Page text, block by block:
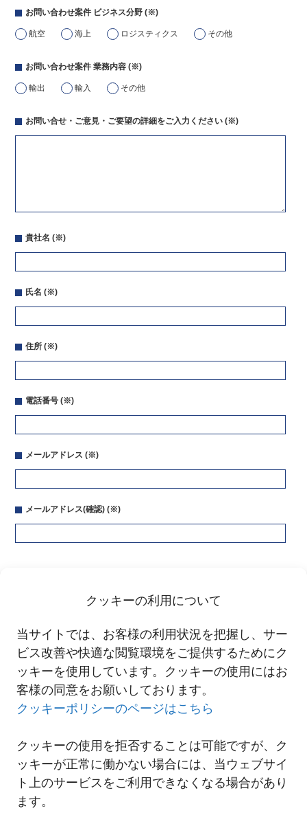
クッキーの利用について
当サイトでは、お客様の利用状況を把握し、サー
ビス改善や快適な閲覧環境をご提供するためにク
ッキーを使用しています。クッキーの使用にはお
客様の同意をお願いしております。
クッキーポリシーのページはこちら
クッキーの使用を拒否することは可能ですが、ク
ッキーが正常に働かない場合には、当ウェブサイ
ト上のサービスをご利用できなくなる場合があり
ます。
お問い合わせ案件 ビジネス分野(※)
航空 海上 ロジスティクス その他
お問い合わせ案件 業務内容(※)
輸出 輸入 その他
お問い合せ・ご意見・ご要望の詳細をご入力ください(※)
貴社名(※)
氏名(※)
住所(※)
電話番号(※)
メールアドレス(※)
メールアドレス(確認)(※)
個人情報の取り扱いについて
ご連絡いただいたお客さまの個人情報は、当社の「にしてつグ
ループ個人情報の取り扱いに関する基本方針」に従います。
内容をご確認いただき、同意されたうえでご送信ください。